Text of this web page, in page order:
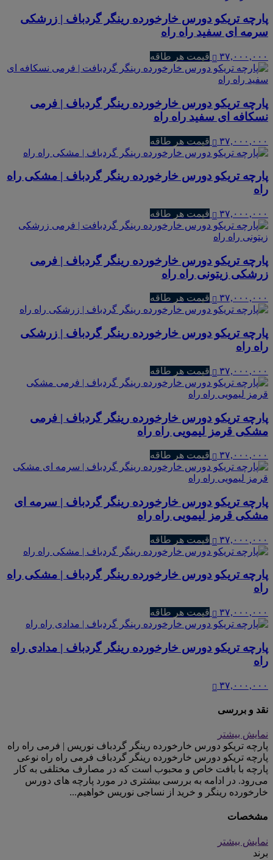
پارچه تریکو دورس خارخورده رینگر گردباف | زرشکی
سرمه ای سفید راه راه
۳۷,۰۰۰,۰۰۰ قیمت هر طاقه
پارچه تریکو دورس خارخورده رینگر گردباف | فرمی
نسکافه ای سفید راه راه
۳۷,۰۰۰,۰۰۰ قیمت هر طاقه
پارچه تریکو دورس خارخورده رینگر گردباف | مشکی راه
راه
۳۷,۰۰۰,۰۰۰ قیمت هر طاقه
پارچه تریکو دورس خارخورده رینگر گردباف | فرمی
زرشکی زیتونی راه راه
۳۷,۰۰۰,۰۰۰ قیمت هر طاقه
پارچه تریکو دورس خارخورده رینگر گردباف | زرشکی
راه راه
۳۷,۰۰۰,۰۰۰ قیمت هر طاقه
پارچه تریکو دورس خارخورده رینگر گردباف | فرمی
مشکی قرمز لیمویی راه راه
۳۷,۰۰۰,۰۰۰ قیمت هر طاقه
پارچه تریکو دورس خارخورده رینگر گردباف | سرمه ای
مشکی قرمز لیمویی راه راه
۳۷,۰۰۰,۰۰۰ قیمت هر طاقه
پارچه تریکو دورس خارخورده رینگر گردباف | مشکی راه
راه
۳۷,۰۰۰,۰۰۰ قیمت هر طاقه
پارچه تریکو دورس خارخورده رینگر گردباف | مدادی راه
راه
۳۷,۰۰۰,۰۰۰
نقد و بررسی
نمایش بیشتر
پارچه تریکو دورس خارخورده رینگر گردباف نوریس | فرمی راه راه
پارچه تریکو دورس خارخورده رینگر گردباف فرمی راه راه نوعی
پارچه با بافت خاص و محبوب است که در مصارف مختلفی به کار
می‌رود. در ادامه به بررسی بیشتری در مورد پارچه های دورس
خارخورده رینگر و خرید از نساجی نوریس خواهیم...
مشخصات
نمایش بیشتر
برند